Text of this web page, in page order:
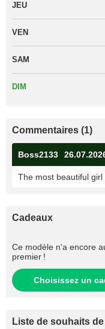
JEU
VEN
SAM
DIM
Commentaires (1)
Boss2133
The most beautiful girl
Cadeaux
Ce modèle n'a encore
premier !
Choisissez un
Liste de souhaits de